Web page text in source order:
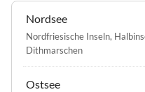
Nordsee
Nordfriesische Inseln,
Dithmarschen
Ostsee